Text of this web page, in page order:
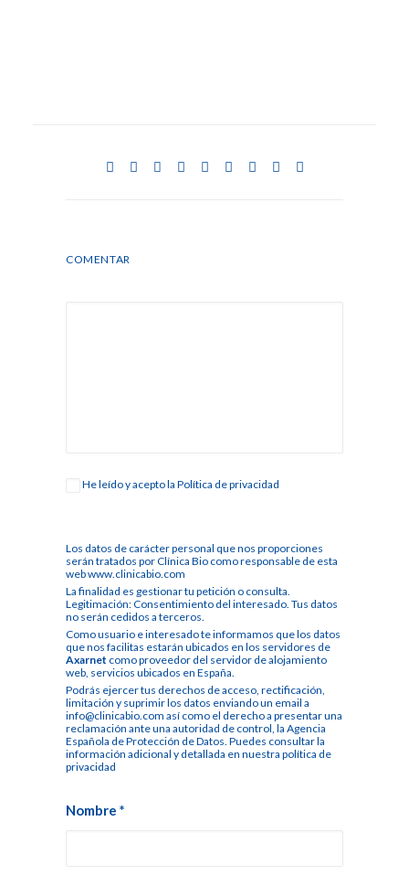
COMENTAR
He leído y acepto la Política de privacidad
Los datos de carácter personal que nos proporciones
serán tratados por Clínica Bio como responsable de esta
web www.clinicabio.com
La finalidad es gestionar tu petición o consulta.
Legitimación: Consentimiento del interesado. Tus datos
no serán cedidos a terceros.
Como usuario e interesado te informamos que los datos
que nos facilitas estarán ubicados en los servidores de
Axarnet como proveedor del servidor de alojamiento
web, servicios ubicados en España.
Podrás ejercer tus derechos de acceso, rectificación,
limitación y suprimir los datos enviando un email a
info@clinicabio.com así como el derecho a presentar una
reclamación ante una autoridad de control, la Agencia
Española de Protección de Datos. Puedes consultar la
información adicional y detallada en nuestra política de
privacidad
Nombre *